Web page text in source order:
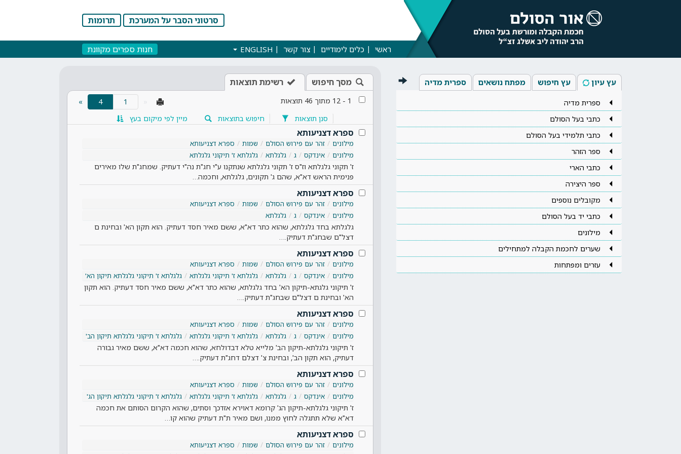
סרטוני הסבר על המערכת תרומות
ראשי כלים לימודיים צור קשר ENGLISH חנות ספרים מקוונת
עץ עיון עץ חיפוש מפתח נושאים ספרית מדיה
ספרית מדיה
כתבי בעל הסולם
כתבי תלמידי בעל הסולם
ספר הזהר
כתבי הארי
ספר היצירה
מקובלים נוספים
כתבי יד בעל הסולם
מילונים
שערים לחכמת הקבלה למתחילים
עזרים ומפתחות
מסך חיפוש רשימת תוצאות
1
-
12 מתוך 46 תוצאות 4
»
סנן תוצאות
חיפוש בתוצאות מיין לפי מיקום בעץ
ספרא דצניעותא
מילונים זהר עם פירוש הסולם שמות
ספרא דצניעותא
מילונים
אינדקס ג גלגלתא גלגלתא ז' תיקוני גלגלתא
ז' תקוני גלגלתא וז"ס ז' תקוני גלגלתא שנתקנו ע"י חג"ת נה"י דעתיק. שמחג"ת שלו מאירים
פנימית הראש דא"א, שהם ג' תקונים, גלגלתא, וחכמה…
ספרא דצניעותא
מילונים זהר עם פירוש הסולם שמות
ספרא דצניעותא
מילונים
אינדקס ג גלגלתא
גלגלתא בחד גלגלתא, שהוא כתר דא"א, ששם מאיר חסד דעתיק. הוא תקון הא' ובחינת ם
דצל"ם שבחג"ת דעתיק.…
ספרא דצניעותא
מילונים זהר עם פירוש הסולם שמות
ספרא דצניעותא
מילונים
אינדקס ג גלגלתא גלגלתא ז' תיקוני גלגלתא גלגלתא ז' תיקוני גלגלתא תיקון הא'
ז' תיקוני גלגתא-תיקון הא' בחד גלגלתא, שהוא כתר דא"א, ששם מאיר חסד דעתיק. הוא תקון
הא' ובחינת ם דצל"ם שבחג"ת דעתיק.…
ספרא דצניעותא
מילונים זהר עם פירוש הסולם שמות
ספרא דצניעותא
מילונים
אינדקס ג גלגלתא גלגלתא ז' תיקוני גלגלתא גלגלתא ז' תיקוני גלגלתא תיקון הב'
ז' תיקוני גלגלתא-תיקון הב' מלייא טלא דבדולחא, שהוא חכמה דא"א, ששם מאיר גבורה
דעתיק, הוא תקון הב', ובחינת צ' דצלם דחג"ת דעתיק.…
ספרא דצניעותא
מילונים זהר עם פירוש הסולם שמות
ספרא דצניעותא
מילונים
אינדקס ג גלגלתא גלגלתא ז' תיקוני גלגלתא גלגלתא ז' תיקוני גלגלתא תיקון הג'
ז' תיקוני גלגלתא-תיקון הג' קרומא דאוירא אזדכך וסתים, שהוא הקרום הסותם את חכמה
דא"א שלא תתגלה לחוץ ממנו, ושם מאיר ת"ת דעתיק שהוא קו…
ספרא דצניעותא
מילונים זהר עם פירוש הסולם שמות
ספרא דצניעותא